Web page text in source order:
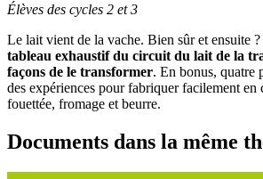
Élèves des cycles 2 et 3
Le lait vient de la vache. Bien sûr et ensuite ?
tableau exhaustif du circuit du lait de la
façons de le transformer. En bonus, quatre
des expériences pour fabriquer facilement en
fouettée, fromage et beurre.
Documents dans la même